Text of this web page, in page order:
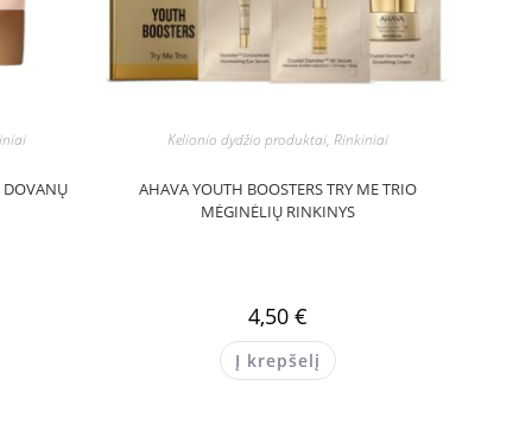
Kelionio dydžio produktai, Rinkiniai
AHAVA YOUTH BOOSTERS TRY ME TRIO
MĖGINĖLIŲ RINKINYS
4,50 €
Į krepšelį